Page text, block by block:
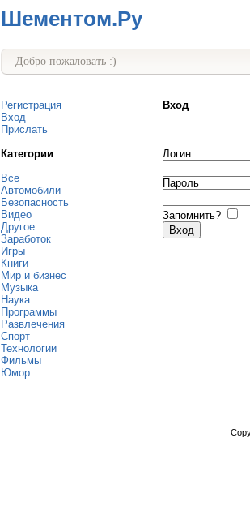
Шементом.Ру
Добро пожаловать :)
Регистрация
Вход
Прислать
Категории
Все
Автомобили
Безопасность
Видео
Другое
Заработок
Игры
Книги
Мир и бизнес
Музыка
Наука
Программы
Развлечения
Спорт
Технологии
Фильмы
Юмор
Вход
Логин
Пароль
Запомнить?